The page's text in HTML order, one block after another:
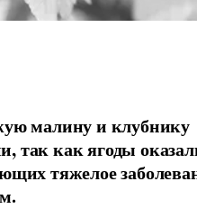
малину и клубнику
как ягоды
тяжелое